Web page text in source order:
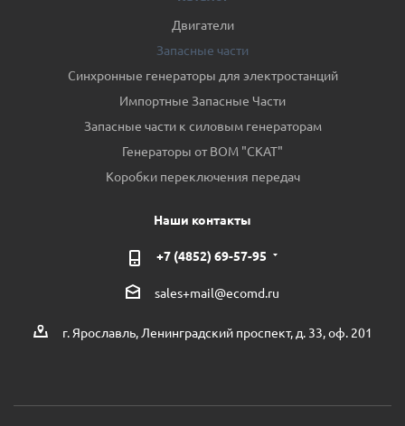
Двигатели
Запасные части
Синхронные генераторы для электростанций
Импортные Запасные Части
Запасные части к силовым генераторам
Генераторы от ВОМ "СКАТ"
Коробки переключения передач
Наши контакты
+7 (4852) 69-57-95
sales+mail@ecomd.ru
г. Ярославль, Ленинградский проспект, д. 33, оф. 201